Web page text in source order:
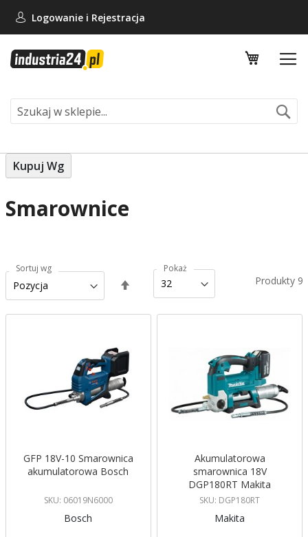
Logowanie i Rejestracja
Mój
Smarownice
Produkty 9
Sortuj wg
kierunek
malejący
Pokaż
GFP 18V-10 Smarownica
akumulatorowa Bosch
SKU: 06019N6000
Bosch
Akumulatorowa
smarownica 18V
DGP180RT Makita
SKU: DGP180RT
Makita
Kupuj Wg